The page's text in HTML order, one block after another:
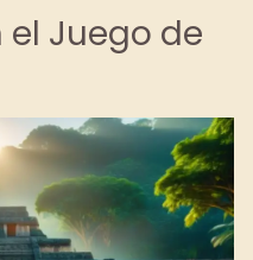
el Juego de